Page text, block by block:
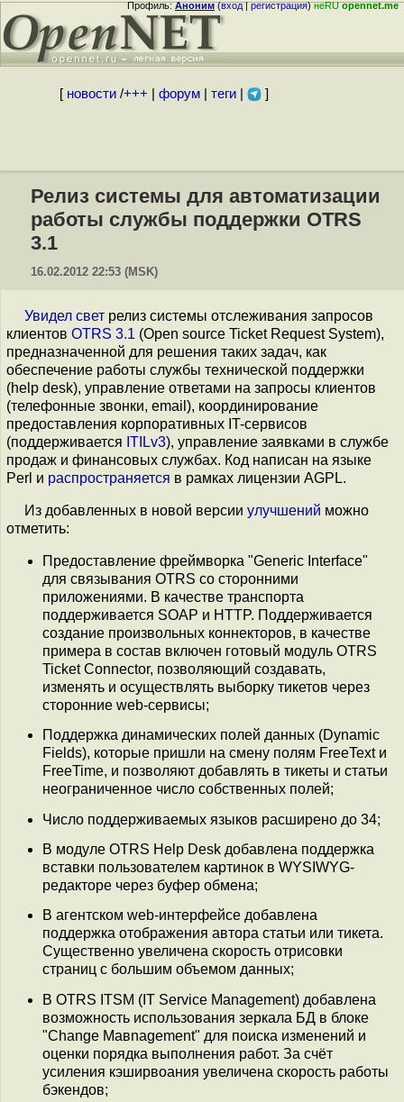
Профиль:Аноним(вход|регистрация)неRUopennet.me
[ новости/+++ форум| теги| ]
Релиз системы для автоматизации
работы службы поддержки OTRS
3.1
16.02.2012 22:53 (MSK)
Увидел свет релиз системы отслеживания запросов
клиентов OTRS 3.1 (Open source Ticket Request System),
предназначенной для решения таких задач, как
обеспечение работы службы технической поддержки
(help desk), управление ответами на запросы клиентов
(телефонные звонки, email), координирование
предоставления корпоративных IT-сервисов
(поддерживается ITILv3), управление заявками в службе
продаж и финансовых службах. Код написан на языке
Perl и распространяется в рамках лицензии AGPL.
Из добавленных в новой версии улучшений можно
отметить:
Предоставление фреймворка "Generic Interface"
для связывания OTRS со сторонними
приложениями. В качестве транспорта
поддерживается SOAP и HTTP. Поддерживается
создание произвольных коннекторов, в качестве
примера в состав включен готовый модуль OTRS
Ticket Connector, позволяющий создавать,
изменять и осуществлять выборку тикетов через
сторонние web-сервисы;
Поддержка динамических полей данных (Dynamic
Fields), которые пришли на смену полям FreeText и
FreeTime, и позволяют добавлять в тикеты и статьи
неограниченное число собственных полей;
Число поддерживаемых языков расширено до 34;
В модуле OTRS Help Desk добавлена поддержка
вставки пользователем картинок в WYSIWYG-
редакторе через буфер обмена;
В агентском web-интерфейсе добавлена
поддержка отображения автора статьи или тикета.
Существенно увеличена скорость отрисовки
страниц с большим объемом данных;
В OTRS ITSM (IT Service Management) добавлена
возможность использования зеркала БД в блоке
"Change Maвnagement" для поиска изменений и
оценки порядка выполнения работ. За счёт
усиления кэширвоания увеличена скорость работы
бэкендов;